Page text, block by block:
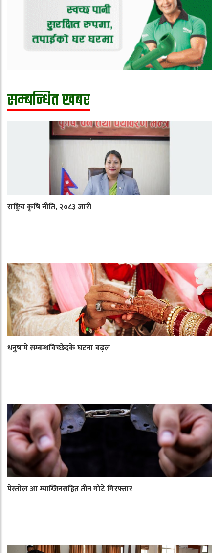
सम्बन्धित खबर
राष्ट्रिय कृषि नीति, २०८३ जारी
धनुषामे सम्बन्धविच्छेदके घटना बढ़ल
पेस्तोल आ म्याग्जिनसहित तीन गोटे गिरफ्तार